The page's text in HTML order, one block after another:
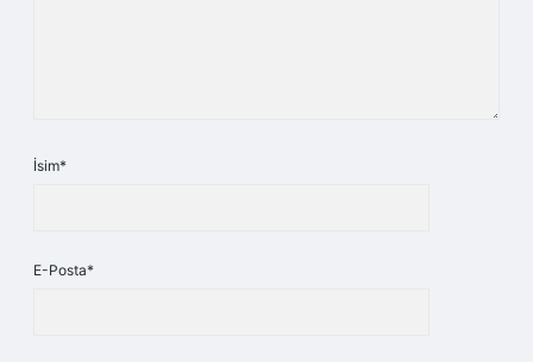
İsim*
E-Posta*